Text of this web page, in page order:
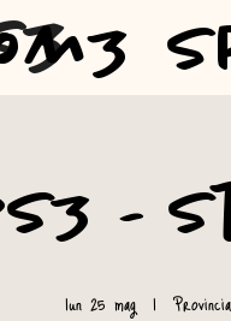
-
lun 25 mag
  |